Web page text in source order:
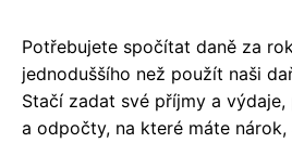
Potřebujete spočítat daně za
jednoduššího než použít naši
Stačí zadat své příjmy a
a odpočty, na které máte nárok,